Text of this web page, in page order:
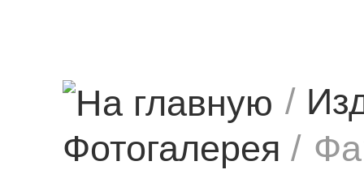
/
Фотогалерея /